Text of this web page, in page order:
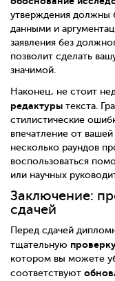
утверждения должны
данными и
заявления без
позволит сделать
значимой.
Наконец, не стоит
редактуры текста.
стилистические
впечатление от
несколько раундов
воспользоваться
или научных
Заключение:
сдачей
Перед сдачей
тщательную
котором вы можете
соответствуют